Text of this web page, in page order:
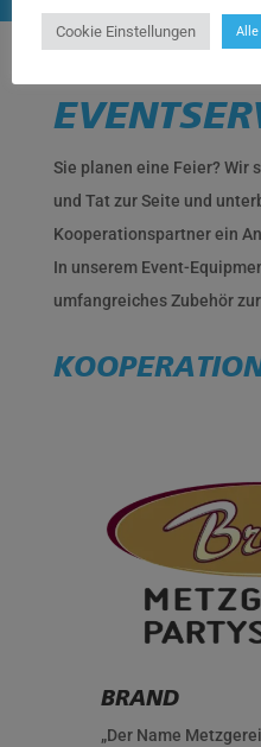
Sie planen eine Feier? Wir
und Tat zur Seite und
Kooperationspartner ein
In unserem Event-
umfangreiches Zubehör
BRAND
„Der Name
Cookie Einstellungen Alle